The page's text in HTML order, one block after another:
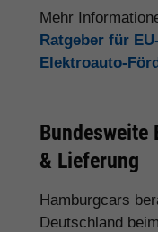
Mehr
Ratgeber für
Elektroauto-
Bundesweite
& Lieferung
Hamburgcars
Deutschland